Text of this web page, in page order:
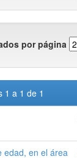
por página
1 a 1 de 1
edad, en el área